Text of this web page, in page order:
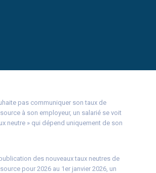
pas communiquer son taux de
à son employeur, un salarié se voit
neutre » qui dépend uniquement de son
des nouveaux taux neutres de
pour 2026 au 1er janvier 2026, un